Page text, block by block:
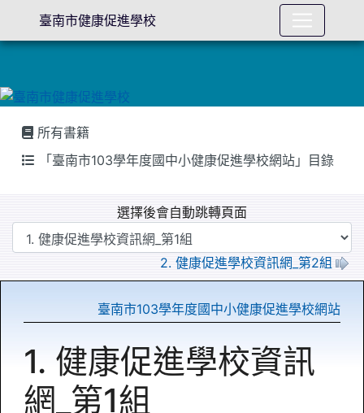
所有書籍
「臺南市103學年度國中小健康促進學校網站」目錄
選擇後會自動跳轉頁面
2. 健康促進學校資訊網_第2組
臺南市103學年度國中小健康促進學校網站
1. 健康促進學校資訊
網_第1組
臺南市健康促進學校